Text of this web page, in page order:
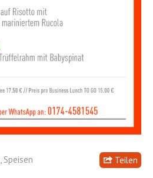
, Speisen Teilen